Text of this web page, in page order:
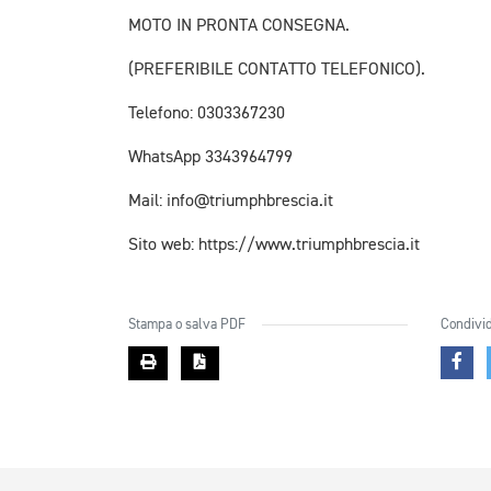
MOTO IN PRONTA CONSEGNA.
(PREFERIBILE CONTATTO TELEFONICO).
Telefono: 0303367230
WhatsApp 3343964799
Mail: info@triumphbrescia.it
Sito web: https://www.triumphbrescia.it
Stampa o salva PDF